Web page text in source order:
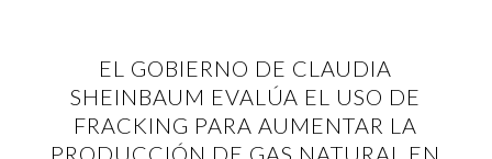
EL GOBIERNO DE CLAUDIA
SHEINBAUM EVALÚA EL USO DE
FRACKING PARA AUMENTAR LA
PRODUCCIÓN DE GAS NATURAL EN